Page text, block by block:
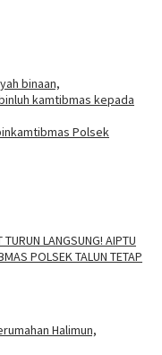
binaan,
kamtibmas kepada
Polsek
LANGSUNG! AIPTU
POLSEK TALUN TETAP
Halimun,